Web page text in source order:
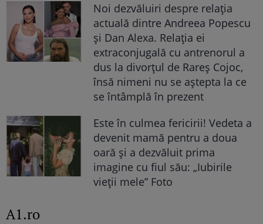
Noi dezvăluiri despre relația
actuală dintre Andreea Popescu
și Dan Alexa. Relația ei
extraconjugală cu antrenorul a
dus la divorțul de Rareș Cojoc,
însă nimeni nu se aștepta la ce
se întâmplă în prezent
Este în culmea fericirii! Vedeta a
devenit mamă pentru a doua
oară și a dezvăluit prima
imagine cu fiul său: „Iubirile
vieții mele” Foto
A1.ro